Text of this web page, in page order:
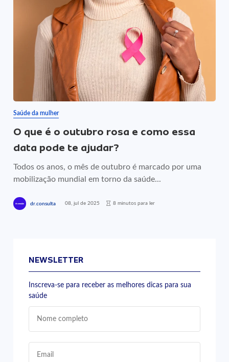
Saúde da mulher
O que é o outubro rosa e como essa
data pode te ajudar?
Todos os anos, o mês de outubro é marcado por uma
mobilização mundial em torno da saúde...
dr.consulta 08, jul de 2025 8 minutos para ler
NEWSLETTER
Inscreva-se para receber as melhores dicas para sua
saúde